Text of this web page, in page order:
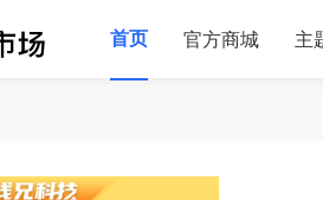
首页 官方商城 主